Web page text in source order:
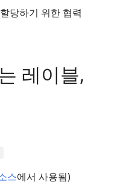
당하기 위한 협력
레이블,
스에서 사용됨)